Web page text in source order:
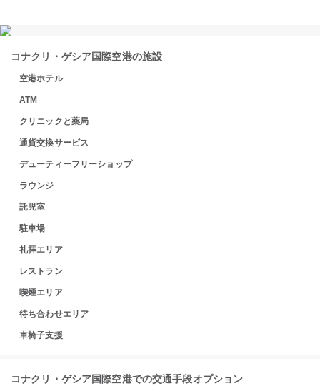
コナクリ・ゲシア国際空港の施設
空港ホテル
ATM
クリニックと薬局
通貨交換サービス
デューティーフリーショップ
ラウンジ
託児室
駐車場
礼拝エリア
レストラン
喫煙エリア
待ち合わせエリア
車椅子支援
コナクリ・ゲシア国際空港での交通手段オプション